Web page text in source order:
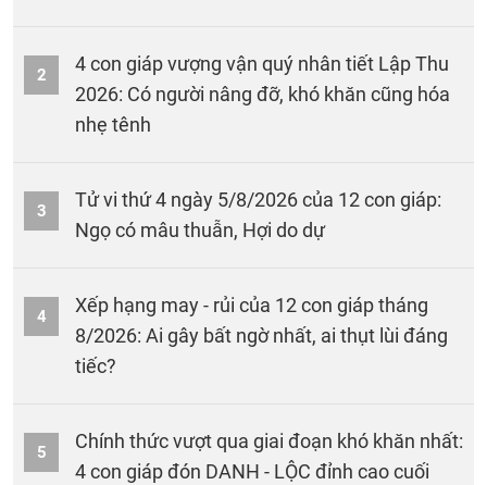
2
4 con giáp vượng vận quý nhân tiết Lập Thu
2026: Có người nâng đỡ, khó khăn cũng hóa
nhẹ tênh
3
Tử vi thứ 4 ngày 5/8/2026 của 12 con giáp:
Ngọ có mâu thuẫn, Hợi do dự
4
Xếp hạng may - rủi của 12 con giáp tháng
8/2026: Ai gây bất ngờ nhất, ai thụt lùi đáng
tiếc?
5
Chính thức vượt qua giai đoạn khó khăn nhất:
4 con giáp đón DANH - LỘC đỉnh cao cuối